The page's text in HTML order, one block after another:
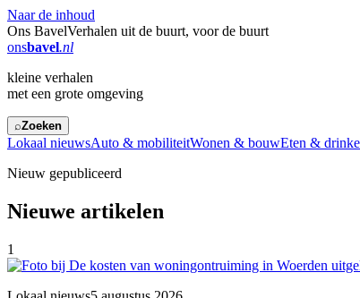
Naar de inhoud
Ons BavelVerhalen uit de buurt, voor de buurt
onsbavel.nl
kleine verhalen
met een grote omgeving
⌕Zoeken
Lokaal nieuwsAuto & mobiliteitWonen & bouwEten &
Nieuw gepubliceerd
Nieuwe artikelen
1